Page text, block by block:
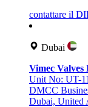
contattare il
Dubai
Vimec
Unit No: UT-
DMCC
Dubai, United